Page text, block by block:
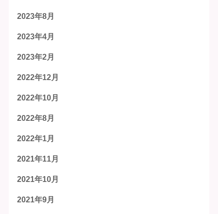
2023年8月
2023年4月
2023年2月
2022年12月
2022年10月
2022年8月
2022年1月
2021年11月
2021年10月
2021年9月